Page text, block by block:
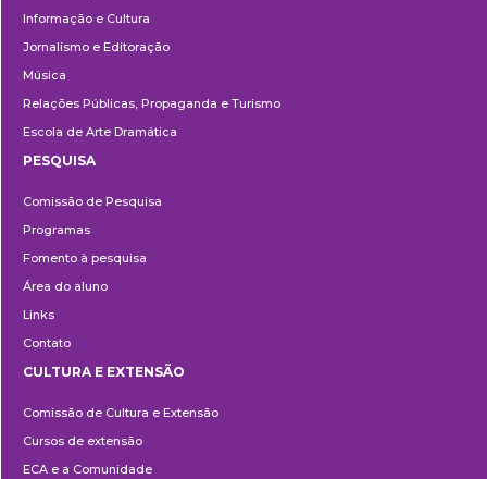
Informação e Cultura
Jornalismo e Editoração
Música
Relações Públicas, Propaganda e Turismo
Escola de Arte Dramática
PESQUISA
Comissão de Pesquisa
Programas
Fomento à pesquisa
Área do aluno
Links
Contato
e
Extensão
CULTURA E EXTENSÃO
Comissão de Cultura e Extensão
Cursos de extensão
ECA e a Comunidade